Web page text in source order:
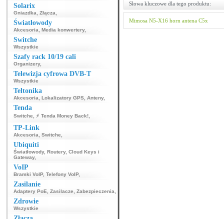
Solarix
Gniazdka Złącza
Światłowody
Akcesoria Media konwertery,
Switche
Wszystkie
Szafy rack 10/19 cali
Organizery,
Telewizja cyfrowa DVB-T
Wszystkie
Teltonika
Akcesoria Lokalizatory GPS Anteny,
Tenda
Switche ⚡ Tenda Money Back!
TP-Link
Akcesoria Switche
Ubiquiti
Światłowody, Routery, Cloud Keys i
Gateway,
VoIP
Bramki VoIP, Telefony VoIP,
Zasilanie
Adaptery PoE Zasilacze Zabezpieczenia
Zdrowie
Wszystkie
Słowa kluczowe dla tego produktu:
Mimosa N5-X16 horn antena C5x